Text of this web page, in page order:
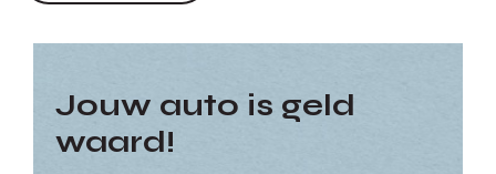
Jouw auto is geld
waard!